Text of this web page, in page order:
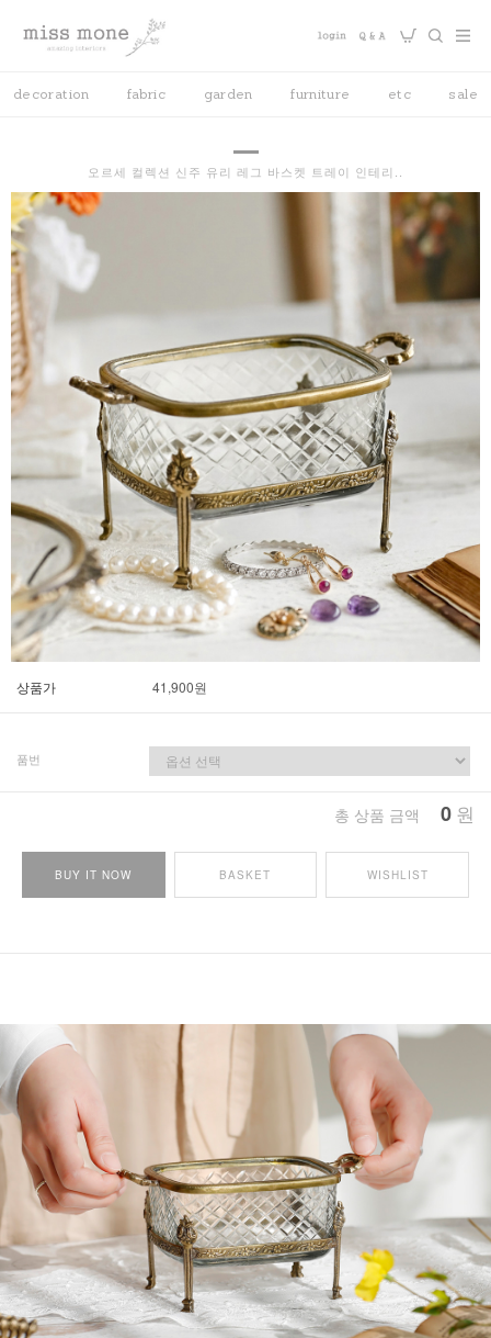
decoration fabric garden furniture etc sale
오르세 컬렉션 신주 유리 레그 바스켓 트레이 인테리..
상품가 41,900원
품번
총 상품 금액 0 원
BUY IT NOW BASKET WISHLIST